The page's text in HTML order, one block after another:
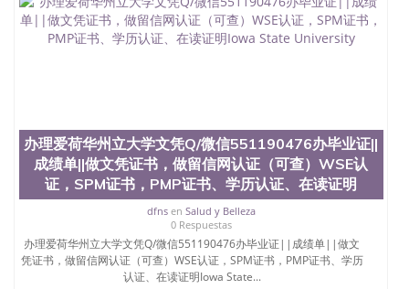
银，LOGO烫金烫银复合重叠。 文字图案浮雕，激光
镭射，紫外荧光，温感，复印防伪）都有原版本文凭
对照。质量得到了广大海外客户群体的认可，同时和
寸大小，纸张材质，防伪技术等等，并在时间收集到
原版实物，以求达到客户的需求。 我们的优势： 我
们在保证合理定价的同时，坚持较高性价比，通过品
质和效率不断优化，为您倾情诠释什么是高性价比。
咨询顾问：Sam q/微信:551190476 Q/微
信:551190476办理毕业证成绩单、教育部认证,录取通
知书，雅思，留学回国证明.
公司专业制作、办理、仿制、成绩单文凭、改成绩、
教育部学历学位认证、毕业证、成绩单、文凭、学历
办理爱荷华州立大学文凭Q/微信551190476办毕业证||
成绩单||做文凭证书，做留信网认证（可查）WSE认
证，SPM证书，PMP证书、学历认证、在读证明
dfnsen Salud y Belleza
0 Respuestas
办理爱荷华州立大学文凭Q/微信551190476办毕业证||成绩单||做文
凭证书，做留信网认证（可查）WSE认证，SPM证书，PMP证书、学历
认证、在读证明Iowa State...